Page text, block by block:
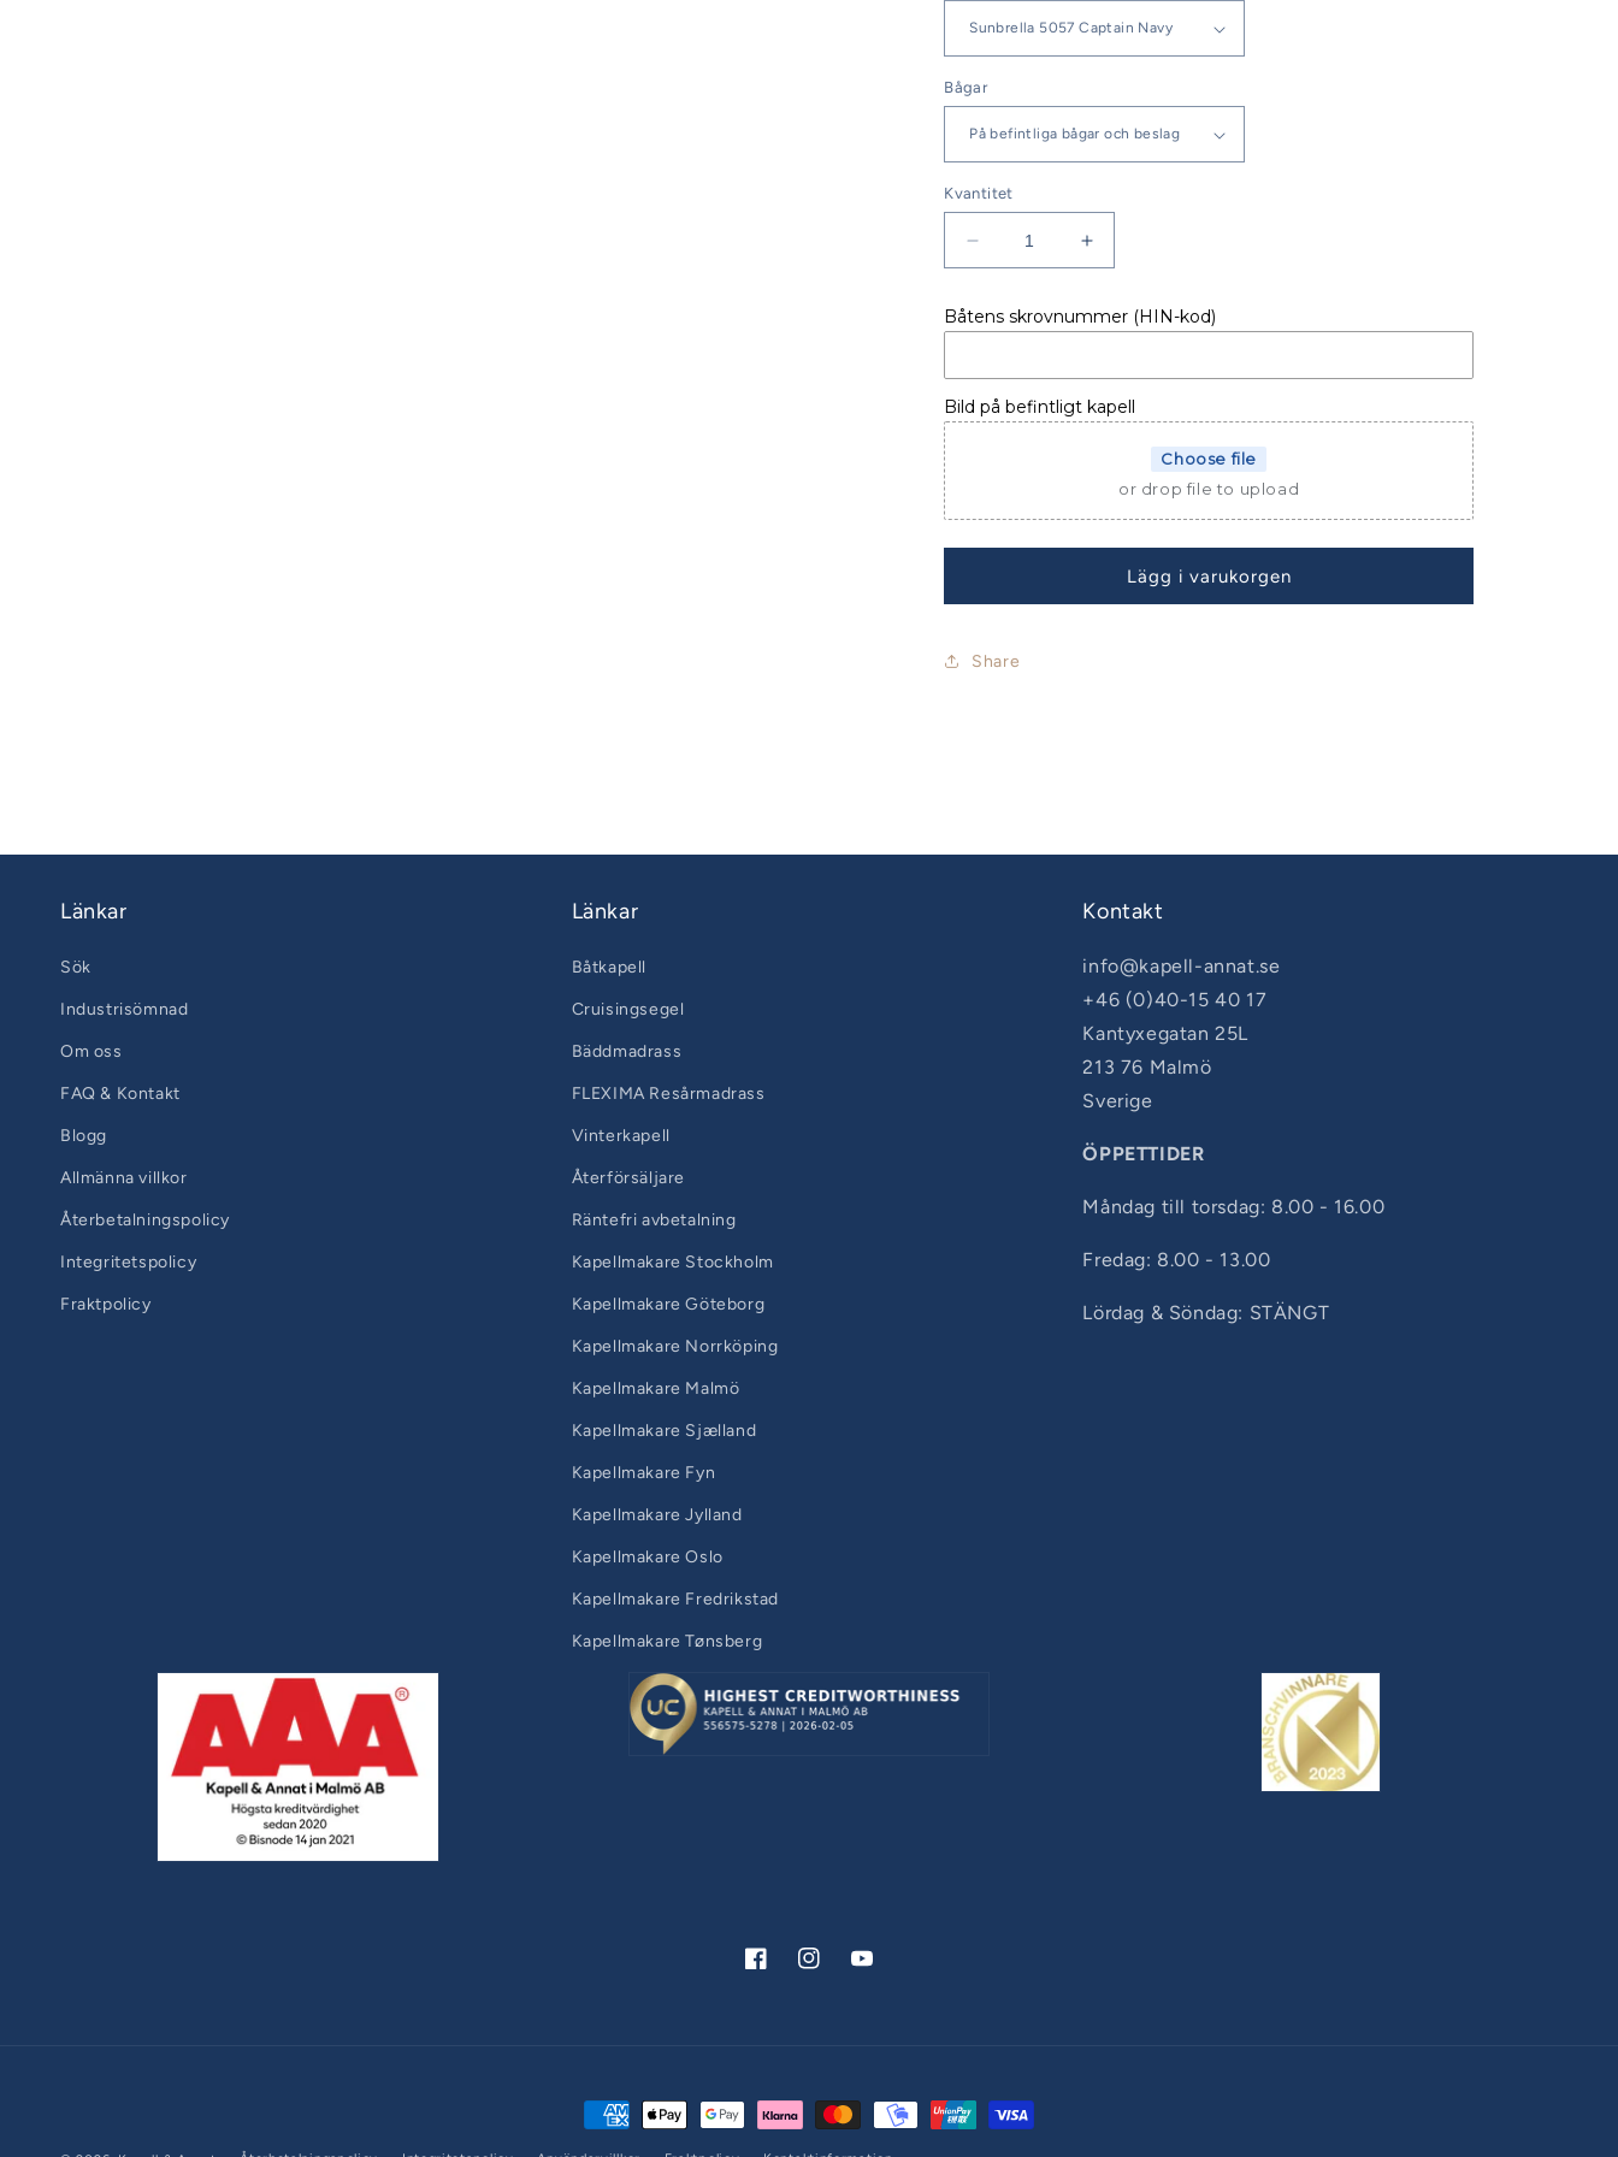
Bågar
Kvantitet
Minska
kvantitet
BÅTKAPELL
525
Flamingo
Öka
kvantitet
BÅTKAPELL
525
Flamingo
Båtens skrovnummer (HIN-kod)
Bild på befintligt kapell
Choose file
or drop file to upload
Lägg i varukorgen
Share
Länkar
Sök
Industrisömnad
Om oss
FAQ & Kontakt
Blogg
Allmänna villkor
Återbetalningspolicy
Integritetspolicy
Fraktpolicy
Länkar
Båtkapell
Cruisingsegel
Bäddmadrass
FLEXIMA Resårmadrass
Vinterkapell
Återförsäljare
Räntefri avbetalning
Kapellmakare Stockholm
Kapellmakare Göteborg
Kapellmakare Norrköping
Kapellmakare Malmö
Kapellmakare Sjælland
Kapellmakare Fyn
Kapellmakare Jylland
Kapellmakare Oslo
Kapellmakare Fredrikstad
Kapellmakare Tønsberg
Kontakt
info@kapell-annat.se
+46 (0)40-15 40 17
Kantyxegatan 25L
213 76 Malmö
Sverige
ÖPPETTIDER
Måndag till torsdag: 8.00 - 16.00
Fredag: 8.00 - 13.00
Lördag & Söndag: STÄNGT
FacebookInstagramYouTube
Betalningsmetoder